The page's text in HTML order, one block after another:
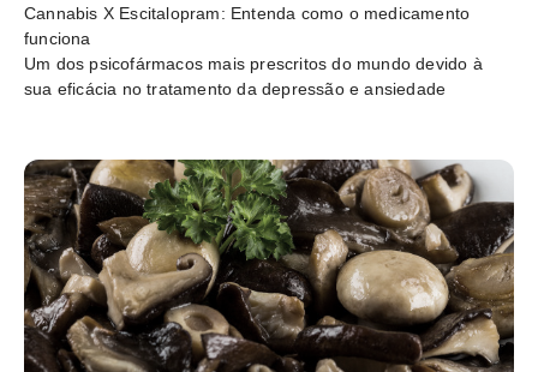
Cannabis X Escitalopram: Entenda como o medicamento
funciona
Um dos psicofármacos mais prescritos do mundo devido à
sua eficácia no tratamento da depressão e ansiedade